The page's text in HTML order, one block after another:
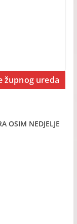
župnog ureda
OSIM NEDJELJE